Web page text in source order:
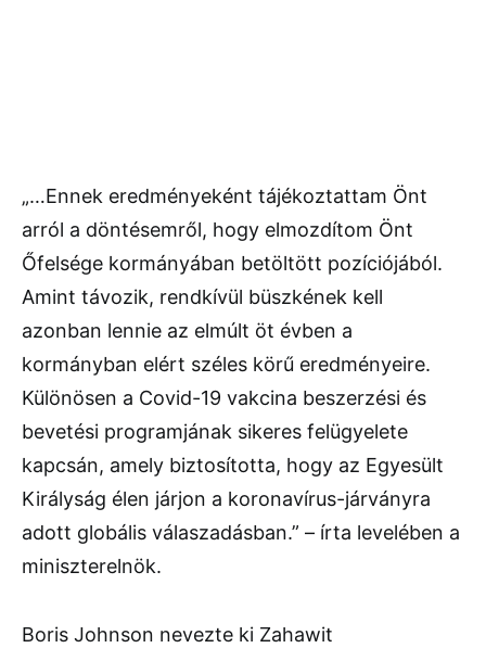
„…Ennek eredményeként tájékoztattam Önt
arról a döntésemről, hogy elmozdítom Önt
Őfelsége kormányában betöltött pozíciójából.
Amint távozik, rendkívül büszkének kell
azonban lennie az elmúlt öt évben a
kormányban elért széles körű eredményeire.
Különösen a Covid-19 vakcina beszerzési és
bevetési programjának sikeres felügyelete
kapcsán, amely biztosította, hogy az Egyesült
Királyság élen járjon a koronavírus-járványra
adott globális válaszadásban.” – írta levelében a
miniszterelnök.
Boris Johnson nevezte ki Zahawit